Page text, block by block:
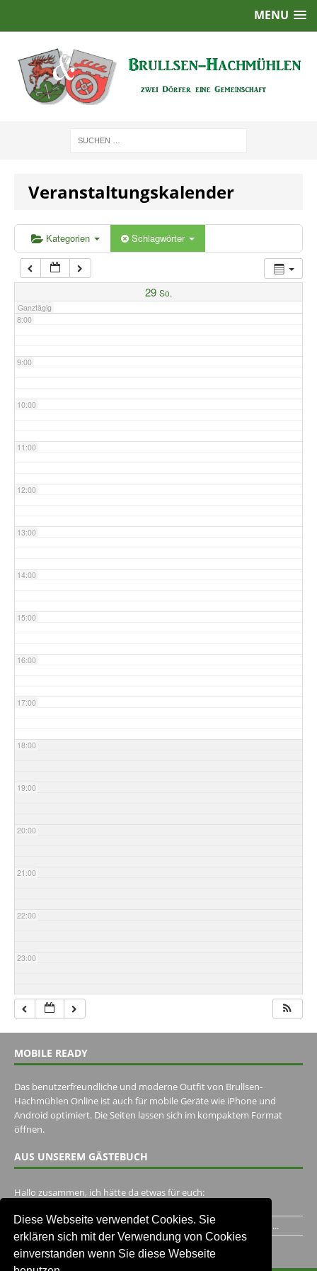
Diese Webseite verwendet Cookies. Sie
erklären sich mit der Verwendung von Cookies
einverstanden wenn Sie diese Webseite
MENU
Veranstaltungskalender
Kategorien Schlagwörter
29 So.
Ganztägig
2:00
5:00
6:00
7:00
8:00
9:00
10:00
11:00
12:00
13:00
14:00
15:00
16:00
17:00
18:00
19:00
20:00
21:00
22:00
23:00
MOBILE READY
Das benutzerfreundliche und moderne Outfit von Brullsen-
Hachmühlen Online ist auch für mobile Geräte wie iPhone und
Android optimiert. Die Seiten lassen sich im kompaktem Format
öffnen.
AUS UNSEREM GÄSTEBUCH
Hallo zusammen, ich hätte da etwas für euch:
Ich habe ein Jahr im Gasthaus Hugo Pape verbracht..Habe ihn...
Unser Gästebuch besuchen